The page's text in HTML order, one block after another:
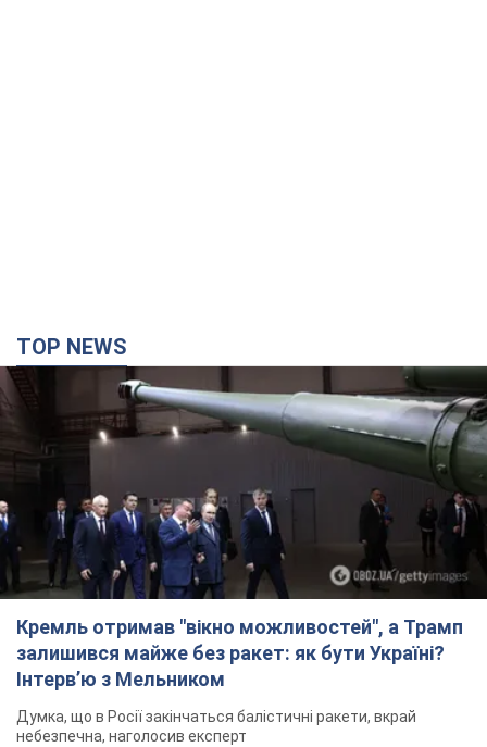
TOP NEWS
Кремль отримав "вікно можливостей", а Трамп
залишився майже без ракет: як бути Україні?
Інтерв’ю з Мельником
Думка, що в Росії закінчаться балістичні ракети, вкрай
небезпечна, наголосив експерт